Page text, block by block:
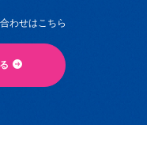
わせはこちら